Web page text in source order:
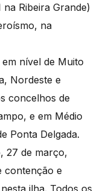
na Ribeira Grande)
na
nível de Muito
Nordeste e
concelhos de
e em Médio
Ponta Delgada.
27 de março,
contenção e